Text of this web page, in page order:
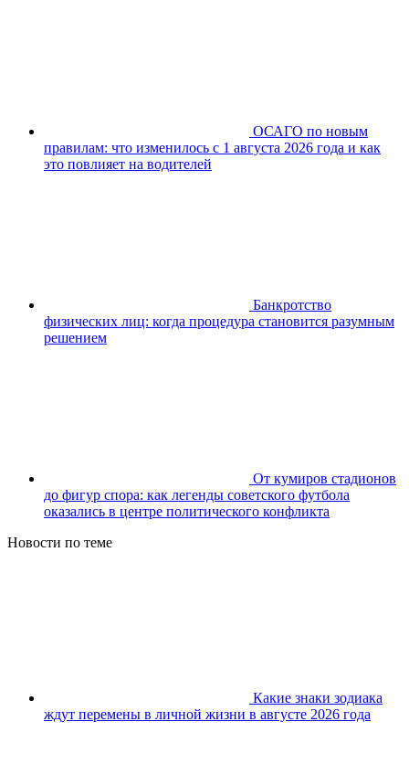
ОСАГО по новым
правилам: что изменилось с 1 августа 2026 года и как
это повлияет на водителей
Банкротство
физических лиц: когда процедура становится разумным
решением
От кумиров стадионов
до фигур спора: как легенды советского футбола
оказались в центре политического конфликта
Новости по теме
Какие знаки зодиака
ждут перемены в личной жизни в августе 2026 года